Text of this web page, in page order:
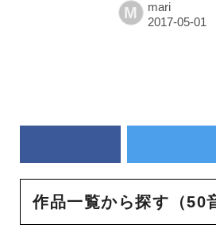
M mari
作品一覧から探す（50